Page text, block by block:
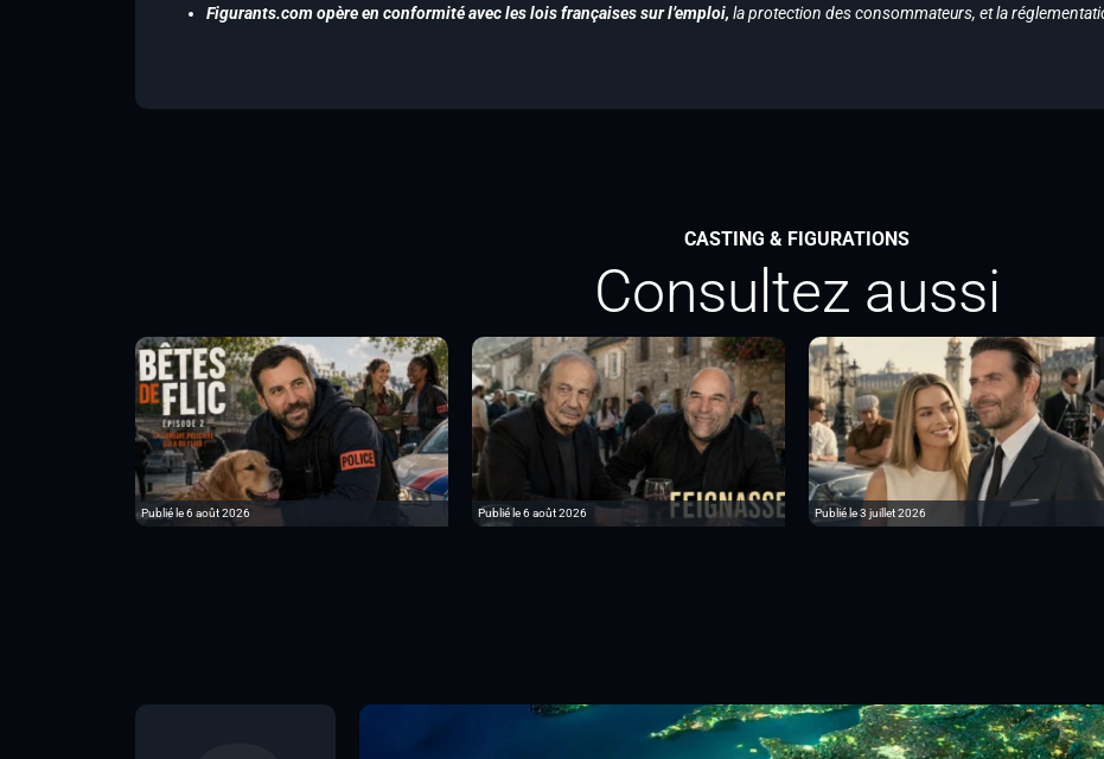
Figurants.com opère en conformité avec les lois françaises sur l’emploi, la protection des consommateurs, et la
CASTING & FIGURATIONS
Consultez aussi
Publié le 6 août 2026 Publié le 6 août 2026 Publié le 3 juillet 2026